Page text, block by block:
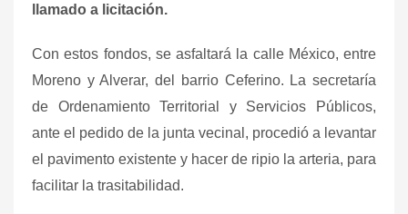
llamado a licitación.
Con estos fondos, se asfaltará la calle México, entre
Moreno y Alverar, del barrio Ceferino. La secretaría
de Ordenamiento Territorial y Servicios Públicos,
ante el pedido de la junta vecinal, procedió a levantar
el pavimento existente y hacer de ripio la arteria, para
facilitar la trasitabilidad.